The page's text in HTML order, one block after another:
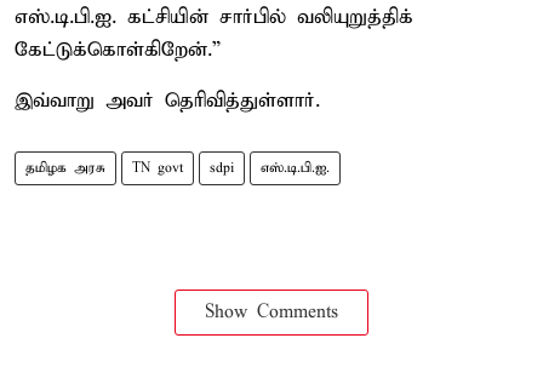
எஸ்.டி.பி.ஐ. கட்சியின் சார்பில் வலியுறுத்திக்
கேட்டுக்கொள்கிறேன்.”
இவ்வாறு அவர் தெரிவித்துள்ளார்.
தமிழக அரசு TN govt sdpi எஸ்.டி.பி.ஐ.
Show Comments